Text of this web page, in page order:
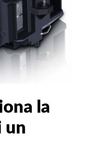
la
un